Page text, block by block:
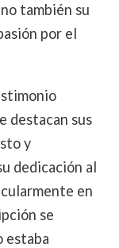
también su
por el
destacan sus
y
dedicación al
en
se
estaba